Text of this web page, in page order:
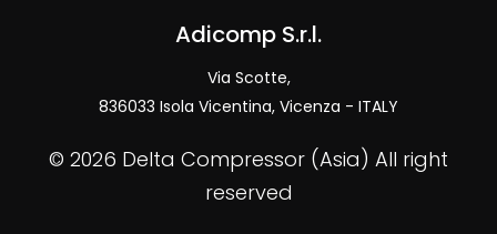
Adicomp S.r.l.​
Via Scotte,
836033 Isola Vicentina, Vicenza - ITALY
© 2026 Delta Compressor (Asia) ​All right
reserved